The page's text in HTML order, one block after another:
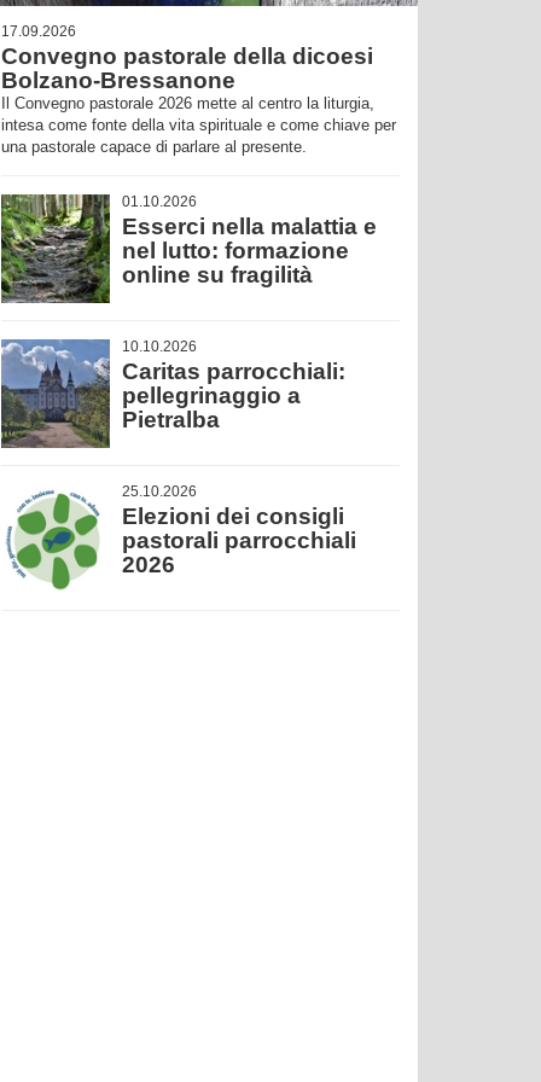
17.09.2026
Convegno pastorale della dicoesi
Bolzano-Bressanone
Il Convegno pastorale 2026 mette al centro la liturgia,
intesa come fonte della vita spirituale e come chiave per
una pastorale capace di parlare al presente.
01.10.2026
Esserci nella malattia e
nel lutto: formazione
online su fragilità
10.10.2026
Caritas parrocchiali:
pellegrinaggio a
Pietralba
25.10.2026
Elezioni dei consigli
pastorali parrocchiali
2026